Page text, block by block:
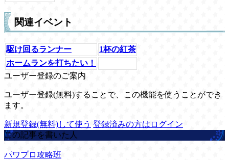
関連イベント
駆け回るランナー
1杯の紅茶
ホームランを打ちたい！
ユーザー登録のご案内
ユーザー登録(無料)することで、この機能を使うことができ
ます。
新規登録(無料)して使う 登録済みの方はログイン
この記事を書いた人
パワプロ攻略班